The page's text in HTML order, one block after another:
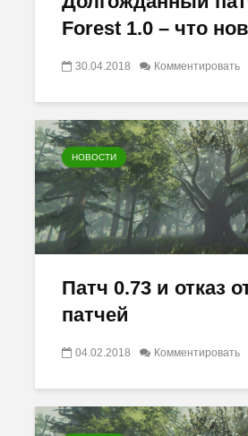
Forest 1.0 – что
30.04.2018 Комментировать
НОВОСТИ
Патч 0.73 и отказ
патчей
04.02.2018 Комментировать